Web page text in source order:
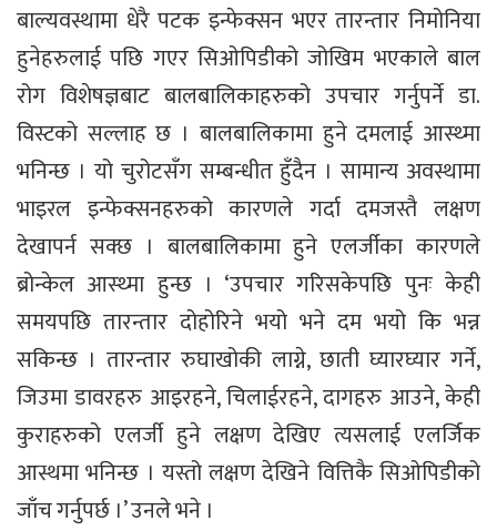
बाल्यवस्थामा धेरै पटक इन्फेक्सन भएर तारन्तार निमोनिया
हुनेहरुलाई पछि गएर सिओपिडीको जोखिम भएकाले बाल
रोग विशेषज्ञबाट बालबालिकाहरुको उपचार गर्नुपर्ने डा.
विस्टको सल्लाह छ । बालबालिकामा हुने दमलाई आस्थ्मा
भनिन्छ । यो चुरोटसँग सम्बन्धीत हुँदैन । सामान्य अवस्थामा
भाइरल इन्फेक्सनहरुको कारणले गर्दा दमजस्तै लक्षण
देखापर्न सक्छ । बालबालिकामा हुने एलर्जीका कारणले
ब्रोन्केल आस्थ्मा हुन्छ । ‘उपचार गरिसकेपछि पुनः केही
समयपछि तारन्तार दोहोरिने भयो भने दम भयो कि भन्न
सकिन्छ । तारन्तार रुघाखोकी लाग्ने, छाती घ्यारघ्यार गर्ने,
जिउमा डावरहरु आइरहने, चिलाईरहने, दागहरु आउने, केही
कुराहरुको एलर्जी हुने लक्षण देखिए त्यसलाई एलर्जिक
आस्थमा भनिन्छ । यस्तो लक्षण देखिने वित्तिकै सिओपिडीको
जाँच गर्नुपर्छ ।’ उनले भने ।